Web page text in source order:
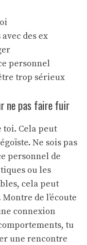
des ex
personnel
trop sérieux
ne pas faire fuir
toi. Cela peut
Ne sois pas
personnel de
ou les
cela peut
de l’écoute
connexion
tu
une rencontre